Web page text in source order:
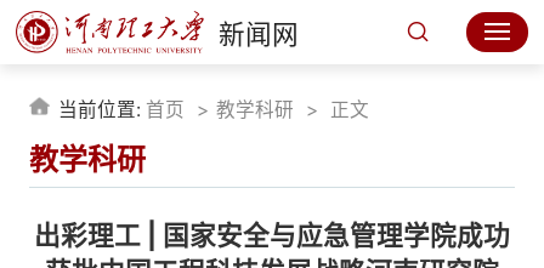
新闻网
教学科研
当前位置: 首页 教学科研 正文
出彩理工 | 国家安全与应急管理学院成功